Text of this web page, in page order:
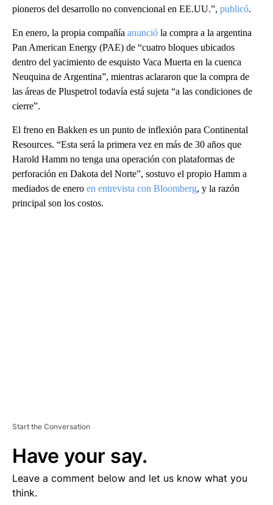
pioneros del desarrollo no convencional en EE.UU.”, publicó.
En enero, la propia compañía anunció la compra a la argentina
Pan American Energy (PAE) de “cuatro bloques ubicados
dentro del yacimiento de esquisto Vaca Muerta en la cuenca
Neuquina de Argentina”, mientras aclararon que la compra de
las áreas de Pluspetrol todavía está sujeta “a las condiciones de
cierre”.
El freno en Bakken es un punto de inflexión para Continental
Resources. “Esta será la primera vez en más de 30 años que
Harold Hamm no tenga una operación con plataformas de
perforación en Dakota del Norte”, sostuvo el propio Hamm a
mediados de enero en entrevista con Bloomberg, y la razón
principal son los costos.
Start the Conversation
Have your say.
Leave a comment below and let us know what you
think.